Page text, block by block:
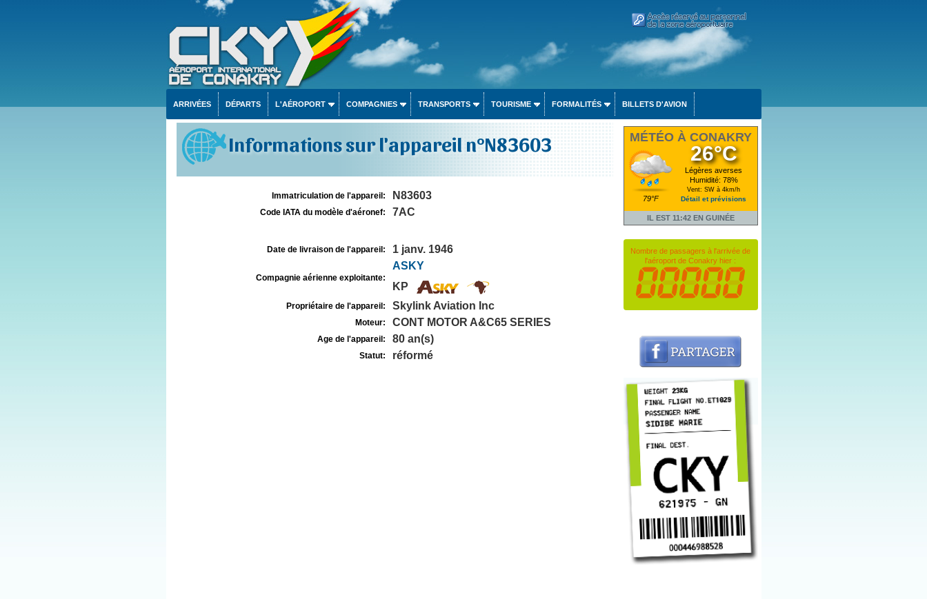
ARRIVÉES DÉPARTS L'AÉROPORT COMPAGNIES TRANSPORTS TOURISME FORMALITÉS BILLETS D'AVION
Informations sur l'appareil n°N83603
Immatriculation de l'appareil: N83603
Code IATA du modèle d'aéronef: 7AC
Date de livraison de l'appareil: 1 janv. 1946
Compagnie aérienne exploitante:
ASKY
KP
Propriétaire de l'appareil: Skylink Aviation Inc
Moteur: CONT MOTOR A&C65 SERIES
Age de l'appareil: 80 an(s)
Statut: réformé
MÉTÉO À CONAKRY
79°F
26°C
Légères averses
Humidité: 78%
Vent: SW à 4km/h
Détail et prévisions
IL EST 11:42 EN GUINÉE
Nombre de passagers à l'arrivée de
l'aéroport de Conakry hier :